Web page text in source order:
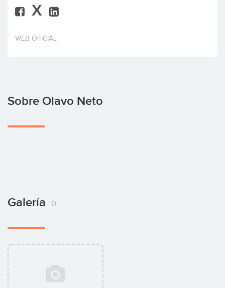
Invertir X
WEB OFICIAL
Sobre Olavo Neto
Galería 0